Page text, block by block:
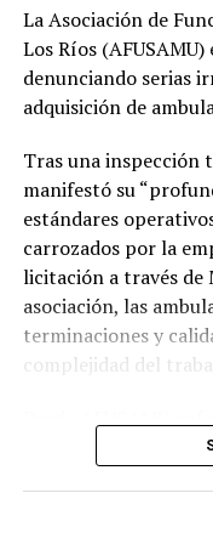
La Asociación de
Los Ríos
denunciando serias
adquisición de
Tras una inspección
manifestó su
estándares
carrozados por la
licitación a través de
asociación, las
terminaciones y
complejidad del
son meros vehículos